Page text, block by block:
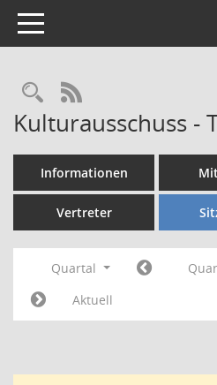
Toggle navigation
Rechercheauswahl
RSS-Feed
Kulturausschuss -
Informationen
Vertreter
Quartal
Aktuell